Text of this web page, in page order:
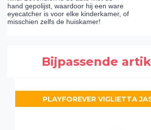
hand gepolijst, waardoor hij een ware
eyecatcher is voor elke kinderkamer, of
misschien zelfs de huiskamer!
Bijpassende
PLAYFOREVER VIGLIETTA